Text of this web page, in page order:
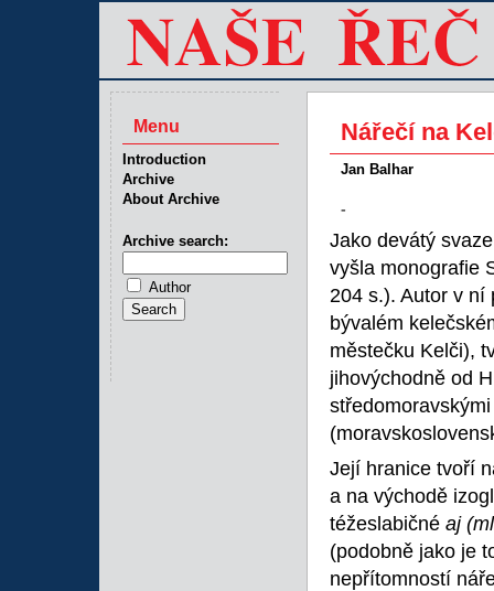
Nářečí na
Jan Balhar
-
Jako devátý
vyšla monografie
204 s.). Autor v ní
bývalém
městečku Kelči),
jihovýchodně od
Její hranice tvoří
a na východě
téžeslabičné aj
(podobně jako je
nepřítomností
Menu
Introduction
Archive
About Archive
Archive search:
Author